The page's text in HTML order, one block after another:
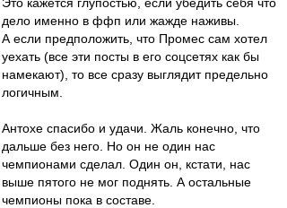
дело именно в ффп или жажде наживы.
А если предположить, что Промес сам хотел
уехать (все эти посты в его соцсетях как бы
намекают), то все сразу выглядит предельно
логичным.
Антохе спасибо и удачи. Жаль конечно, что
дальше без него. Но он не один нас
чемпионами сделал. Один он, кстати, нас
выше пятого не мог поднять. А остальные
чемпионы пока в составе.